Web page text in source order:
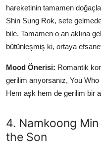
hareketinin tamamen
Shin Sung Rok, sete
bile. Tamamen o an aklına
bütünleşmiş ki, ortaya
Mood Önerisi: Romantik
gerilim arıyorsanız, You
Hem aşk hem de gerilim bir
4. Namkoong
the Son